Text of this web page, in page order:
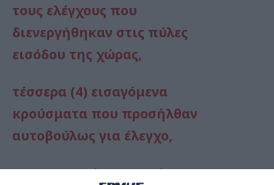
τους ελέγχους που
διενεργήθηκαν στις πύλες
εισόδου της χώρας,
τέσσερα (4) εισαγόμενα
κρούσματα που προσήλθαν
αυτοβούλως για έλεγχο,
τριανταοκτώ (38) κρούσματα στην